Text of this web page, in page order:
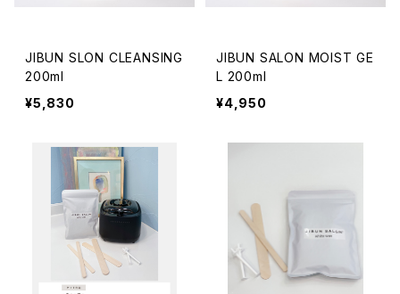
JIBUN SLON CLEANSING
200ml
¥5,830
JIBUN SALON MOIST GE
L 200ml
¥4,950